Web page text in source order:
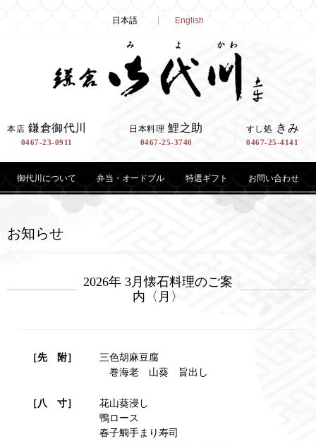
English
日本語
本店 鎌倉御代川
0467-23-0911
日本料理 鯉之助
0467-25-3740
すし処 きみ
0467-25-4141
御代川について 弁当・オードブル 特選ギフト お問い合わせ
お知らせ
2026年 3月懐石料理のご案
内〈月〉
［先 附］
三色胡麻豆腐
巻海老 山葵 旨出し
［八 寸］
花山葵浸し
鴨ロース
春子鯛手まり寿司